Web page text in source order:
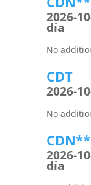
2026-
día
No
CDT
2026-
No
2026-
día